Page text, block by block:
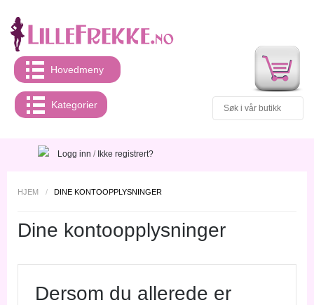
Hovedmeny
Kategorier
Logg inn / Ikke registrert?
HJEM / DINE KONTOOPPLYSNINGER
Dine kontoopplysninger
Dersom du allerede er